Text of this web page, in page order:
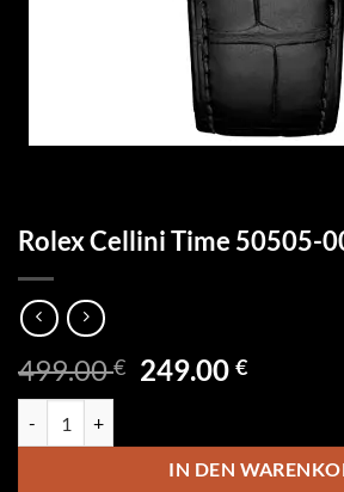
Rolex Cellini Time 50505-
499.00€ Ursprünglicher
499.00 €
249.00€
249.00
IN DEN